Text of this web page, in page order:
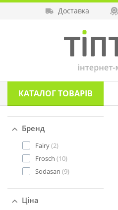
Доставка
КАТАЛОГТОВАРІВ
Бренд
Fairy(2)
Frosch (10)
Sodasan (9)
Ціна